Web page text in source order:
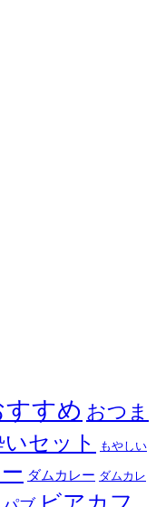
すすめ おつま
セット もやしい
ダムカレー ダムカレ